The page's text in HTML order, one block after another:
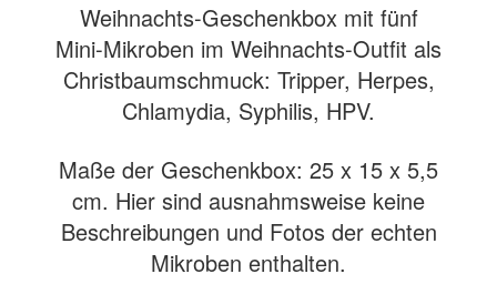
Weihnachts-Geschenkbox mit fünf
Mini-Mikroben im Weihnachts-Outfit als
Christbaumschmuck: Tripper, Herpes,
Chlamydia, Syphilis, HPV.
Maße der Geschenkbox: 25 x 15 x 5,5
cm. Hier sind ausnahmsweise keine
Beschreibungen und Fotos der echten
Mikroben enthalten.